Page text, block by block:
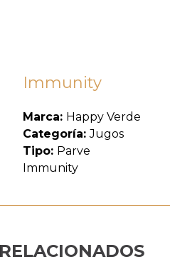
Immunity
Marca: Happy Verde
Categoría:Jugos
Tipo: Parve
Immunity